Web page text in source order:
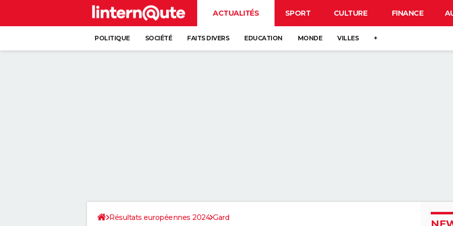
ACTUALITÉS SPORT CULTURE FINANCE
POLITIQUE SOCIÉTÉ FAITS DIVERS EDUCATION MONDE VILLES +
Résultats européennes 2024 Gard